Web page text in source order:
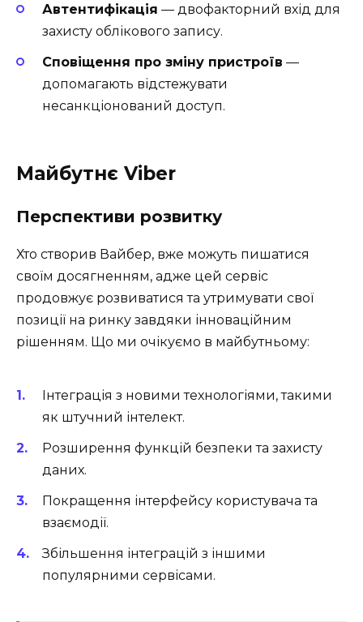
Автентифікація — двофакторний вхід для
захисту облікового запису.
Сповіщення про зміну пристроїв —
допомагають відстежувати
несанкціонований доступ.
Майбутнє Viber
Перспективи розвитку
Хто створив Вайбер, вже можуть пишатися
своїм досягненням, адже цей сервіс
продовжує розвиватися та утримувати свої
позиції на ринку завдяки інноваційним
рішенням. Що ми очікуємо в майбутньому:
Інтеграція з новими технологіями, такими
як штучний інтелект.
Розширення функцій безпеки та захисту
даних.
Покращення інтерфейсу користувача та
взаємодії.
Збільшення інтеграцій з іншими
популярними сервісами.